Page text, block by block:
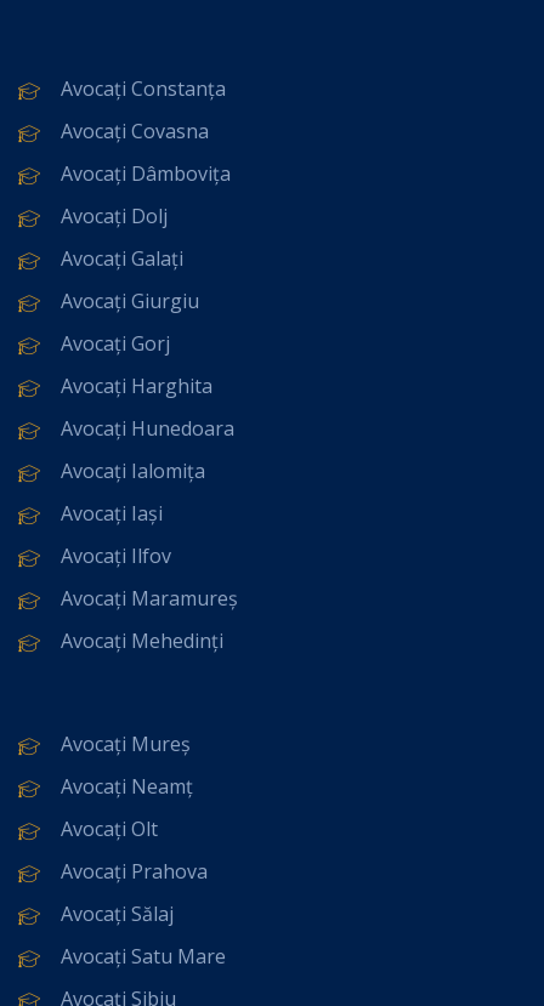
Avocați Constanța
Avocați Covasna
Avocați Dâmbovița
Avocați Dolj
Avocați Galați
Avocați Giurgiu
Avocați Gorj
Avocați Harghita
Avocați Hunedoara
Avocați Ialomița
Avocați Iași
Avocați Ilfov
Avocați Maramureș
Avocați Mehedinți
Avocați Mureș
Avocați Neamț
Avocați Olt
Avocați Prahova
Avocați Sălaj
Avocați Satu Mare
Avocați Sibiu